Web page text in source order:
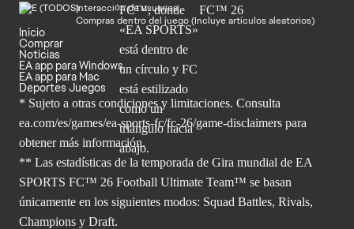
Interacción de usuarios
Compras dentro del juego (Incluye artículos aleatorios)
Inicio
Comprar
Noticias
EA app para Windows
EA app para Mac
Deportes Juegos
* Sujeto a otras condiciones y limitaciones. Consulta
ea.com/es/games/ea-sports-fc/fc-26/game-disclaimers para
obtenermás información.
** Las estadísticas de la temporada de Gira mundial de EA
SPORTS FC™ 26 Football Ultimate Team™ se basan
únicamente en los siguientes modos: Squad Battles, Rivals,
Champions y Draft.